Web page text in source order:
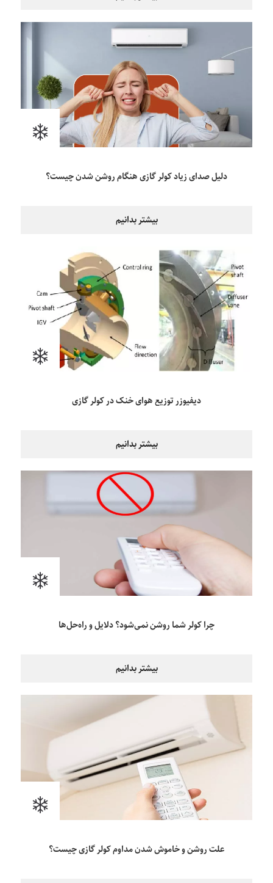
دلیل صدای زیاد کولر گازی هنگام روشن شدن چیست؟
بیشتر بدانیم
دیفیوزر توزیع هوای خنک در کولر گازی
بیشتر بدانیم
چرا کولر شما روشن نمی‌شود؟ دلایل و راه‌حل‌ها
بیشتر بدانیم
علت روشن و خاموش شدن مداوم کولر گازی چیست؟